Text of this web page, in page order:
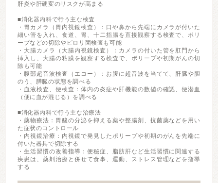
肝炎や肝硬変のリスクが高まる
■消化器内科で行う主な検査
・胃カメラ（胃内視鏡検査）：口や鼻から先端にカメラが付いた
細い管を入れ、食道、胃、十二指腸を直接観察する検査で、ポリ
ープなどの切除やピロリ菌検査も可能
・大腸カメラ（大腸内視鏡検査）：カメラの付いた管を肛門から
挿入し、大腸の粘膜を観察する検査で、ポリープや初期がんの切
除も可能
・腹部超音波検査（エコー）：お腹に超音波を当てて、肝臓や胆
のう、膵臓の状態を調べる
・血液検査、便検査：体内の炎症や肝機能の数値の確認、便潜血
（便に血が混じる）を調べる
■消化器内科で行う主な治療法
・薬物療法：胃酸の分泌を抑える薬や整腸剤、抗菌薬などを用い
た症状のコントロール
・内視鏡治療：内視鏡で発見したポリープや初期のがんを先端に
付いた器具で切除する
・生活習慣の改善指導：便秘症、脂肪肝など生活習慣に関連する
疾患は、薬剤治療と併せて食事、運動、ストレス管理などを指導
する